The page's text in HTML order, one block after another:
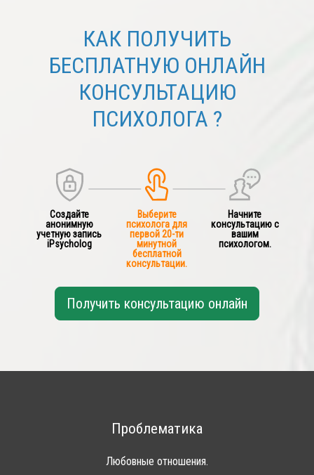
КАК ПОЛУЧИТЬ
БЕСПЛАТНУЮ ОНЛАЙН
КОНСУЛЬТАЦИЮ
ПСИХОЛОГА ?
Создайте
анонимную
учетную запись
iPsycholog
Выберите
психолога для
первой 20-ти
минутной
бесплатной
консультации.
Начните
консультацию с
вашим
психологом.
Получить консультацию онлайн
Проблематика
Любовные отношения.